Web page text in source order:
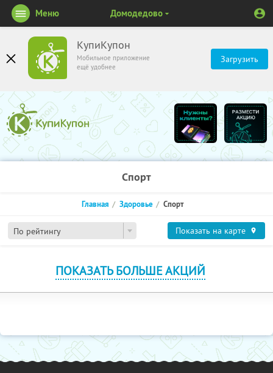
КупиКупон
Мобильное приложение
ещё удобнее
Загрузить
Меню Домодедово
Спорт
По рейтингу
Главная Здоровье Спорт
Показать на карте
ПОКАЗАТЬ БОЛЬШЕ АКЦИЙ